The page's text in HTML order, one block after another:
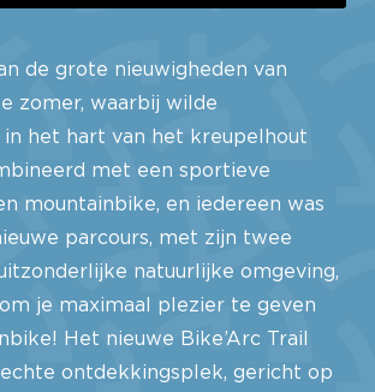
de grote nieuwigheden van
zomer, waarbij wilde
het hart van het kreupelhout
met een sportieve
mountainbike, en iedereen was
parcours, met zijn twee
natuurlijke omgeving,
je maximaal plezier te geven
Het nieuwe Bike’Arc Trail
ontdekkingsplek, gericht op